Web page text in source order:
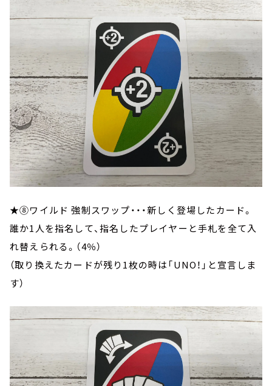
★⑧ワイルド 強制スワップ・・・新しく登場したカード。
誰か1人を指名して、指名したプレイヤーと手札を全て入
れ替えられる。（4％）
（取り換えたカードが残り1枚の時は「UNO！」と宣言しま
す）